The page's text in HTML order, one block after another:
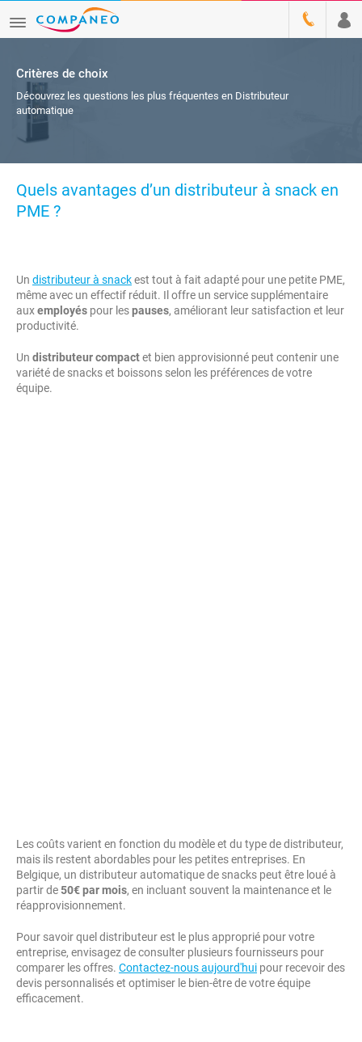
Critères de choix
Découvrez les questions les plus fréquentes en Distributeur
automatique
Quels avantages d’un distributeur à snack en
PME ?
Un distributeur à snackest tout à fait adapté pour une petite PME,
même avec un effectif réduit. Il offre un service supplémentaire
auxemployés pour lespauses, améliorant leur satisfaction et leur
productivité.
Un distributeur compactet bien approvisionné peut contenir une
variété de snacks et boissons selon les préférences de votre
équipe.
Les coûts varient en fonction du modèle et du type de distributeur,
mais ils restent abordables pour les petites entreprises. En
Belgique, un distributeur automatique de snacks peut être loué à
partir de50€ par mois, en incluant souvent la maintenance et le
réapprovisionnement.
Pour savoir quel distributeur est le plus approprié pour votre
entreprise, envisagez de consulter plusieurs fournisseurs pour
comparer les offres. Contactez-nous aujourd'hui pour recevoir des
devis personnalisés et optimiser le bien-être de votre équipe
efficacement.